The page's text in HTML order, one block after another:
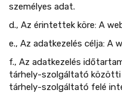
személyes adat.
d., Az érintettek köre: A
e., Az adatkezelés célja: A
f., Az adatkezelés
tárhely-szolgáltató közötti
tárhely-szolgáltató felé